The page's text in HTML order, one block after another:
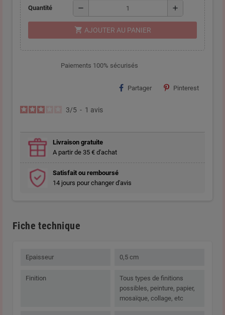
Quantité remove add
shopping_cart AJOUTER AU PANIER
Paiements 100% sécurisés
Partager Pinterest
3/5 - 1 avis
Livraison gratuite
A partir de 35 € d'achat
Satisfait ou remboursé
14 jours pour changer d'avis
Fiche technique
Epaisseur 0,5 cm
Finition
Tous types de finitions
possibles, peinture, papier,
mosaïque, collage, etc